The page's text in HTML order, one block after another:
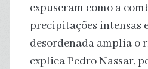
expuseram como a
precipitações intensas
desordenada amplia o
explica Pedro Nassar,